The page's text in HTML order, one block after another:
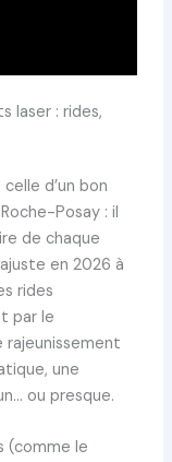
laser : rides,
d’un bon
Posay : il
de chaque
en 2026 à
rides
par le
une
ou presque.
(comme le